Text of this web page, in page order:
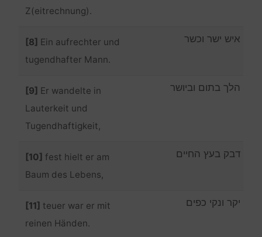
Z(eitrechnung).
[8] Ein aufrechter und
tugendhafter Mann.
איש ישר וכשר
[9] Er wandelte in
Lauterkeit und
Tugendhaftigkeit,
הלך בתום וביושר
[10] fest hielt er am
Baum des Lebens,
דבק בעץ החיים
[11] teuer war er mit
reinen Händen.
יקר ונקי כפים